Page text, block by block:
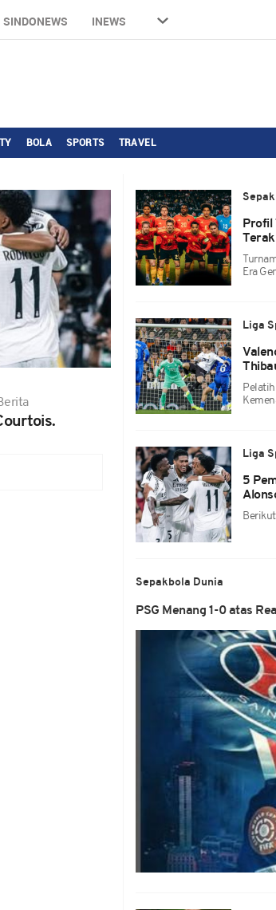
SINDONEWS INEWS
BOLA SPORTS TRAVEL
Profil
Era
Liga
Pelatih
Liga
5
Sepakbola Dunia
PSG Menang 1-0 atas